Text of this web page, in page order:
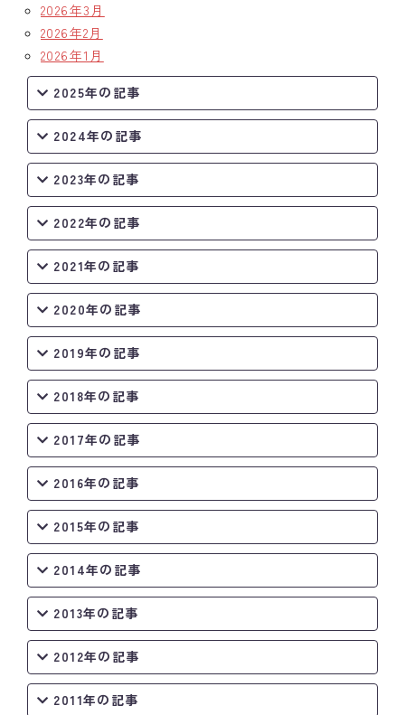
2026年3月
2026年2月
2026年1月
2025年の記事
2024年の記事
2023年の記事
2022年の記事
2021年の記事
2020年の記事
2019年の記事
2018年の記事
2017年の記事
2016年の記事
2015年の記事
2014年の記事
2013年の記事
2012年の記事
2011年の記事